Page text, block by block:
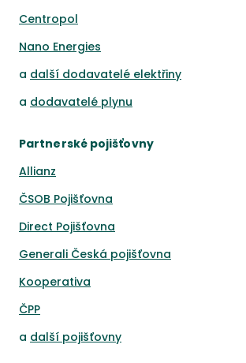
Centropol
Nano Energies
a další dodavatelé elektřiny
a dodavatelé plynu
Partnerské pojišťovny
Allianz
ČSOB Pojišťovna
Direct Pojišťovna
Generali Česká pojišťovna
Kooperativa
ČPP
a další pojišťovny